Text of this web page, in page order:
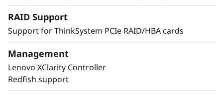
Cuando su sistema se cae, los minutos son
horas. Ejecutar cargas de trabajo de nivel
nivel empresarial. El ThinkSystem SR850 V4
incorpora características como análisis
predictivo de fallos y detección de errores que
RAID Support
Support for ThinkSystem PCIe RAID/HBA cards
Management
Lenovo XClarity Controller
Redfish support